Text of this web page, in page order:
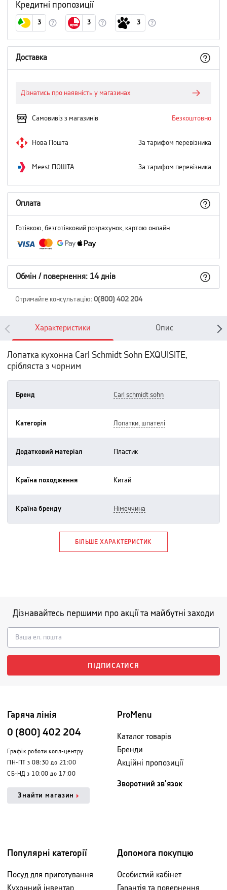
Кредитні пропозиції
3 3 3
Доставка
Дізнатись про наявність у магазинах
Самовивіз з магазинів Безкоштовно
Нова Пошта За тарифом перевізника
Meest ПОШТА За тарифом перевізника
Оплата
Готівкою, безготівковий розрахунок, картою онлайн
Обмін / повернення: 14 днів
Отримайте консультацію: 0(800) 402 204
Характеристики Опис
Лопатка кухонна Carl Schmidt Sohn EXQUISITE,
срібляста з чорним
Бренд carl schmidt sohn
Категорія лопатки, шпателі
Додатковий матеріал пластик
Країна походження китай
Країна бренду німеччина
БІЛЬШЕ ХАРАКТЕРИСТИК
Дізнавайтесь першими про акції та майбутні заходи
ПІДПИСАТИСЯ
Гаряча лінія
0 (800) 402 204
Графік роботи колл-центру
ПН-ПТ з 08:30 до 21:00
СБ-НД з 10:00 до 17:00
Знайти магазин
ProMenu
Каталог товарів
Бренди
Акційні пропозиції
Зворотний зв'язок
Популярні категорії
Посуд для приготування
Кухонний інвентар
Допомога покупцю
Особистий кабінет
Гарантія та повернення